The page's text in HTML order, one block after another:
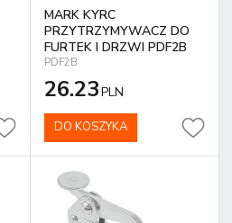
MARK KYRC
PRZYTRZYMYWACZ DO
FURTEK I DRZWI PDF2B
PDF2B
26.23PLN
DO KOSZYKA